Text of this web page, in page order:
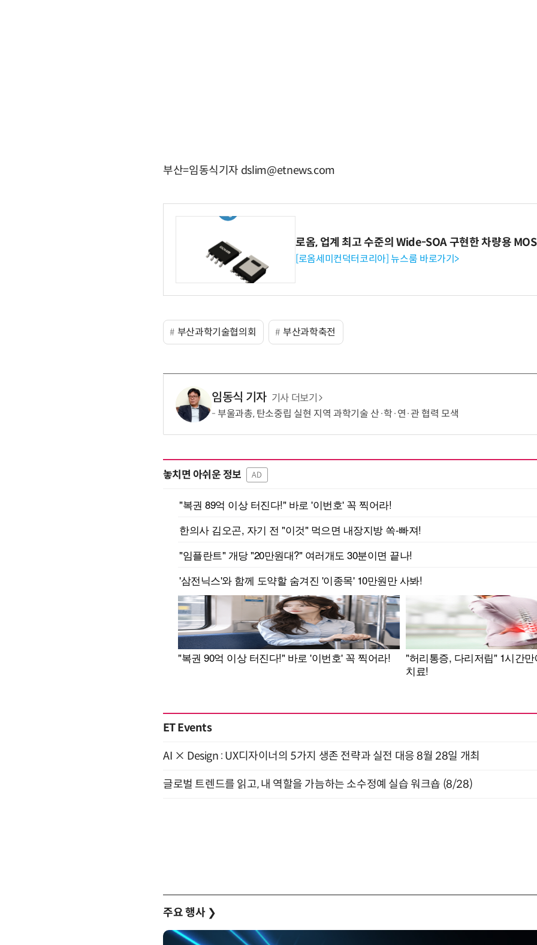
부산=임동식기자 dslim@etnews.com
로옴, 업계 최고 수준의 Wide-SOA 구현한 차량용
[로옴세미컨덕터코리아] 뉴스룸 바로가기>
부산과학기술협의회 부산과학축전
임동식 기자 기사 더보기
부울과총, 탄소중립 실현 지역 과학기술 산·학·연·관 협력 모색
놓치면 아쉬운 정보 AD
ET Events
AI × Design : UX디자이너의 5가지 생존 전략과 실전 대응 8월 28일 개최
글로벌 트렌드를 읽고, 내 역할을 가늠하는 소수정예 실습 워크숍 (8/28)
주요 행사 ❯